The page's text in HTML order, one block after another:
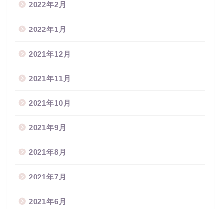
2022年2月
2022年1月
2021年12月
2021年11月
2021年10月
2021年9月
2021年8月
2021年7月
2021年6月